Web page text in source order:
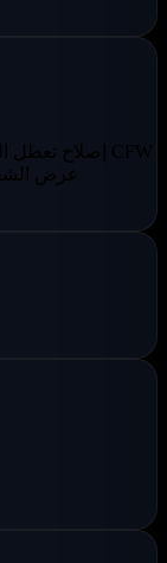
- إصلاح تعطل التطبيق عند تسلسل إصدار سكوتر خاطئ على CFW
- عرض